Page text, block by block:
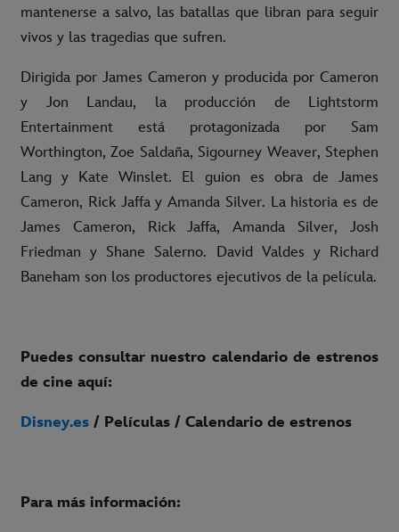
mantenerse a salvo, las batallas que libran para seguir
vivos y las tragedias que sufren.
Dirigida por James Cameron y producida por Cameron
y Jon Landau, la producción de Lightstorm
Entertainment está protagonizada por Sam
Worthington, Zoe Saldaña, Sigourney Weaver, Stephen
Lang y Kate Winslet. El guion es obra de James
Cameron, Rick Jaffa y Amanda Silver. La historia es de
James Cameron, Rick Jaffa, Amanda Silver, Josh
Friedman y Shane Salerno. David Valdes y Richard
Baneham son los productores ejecutivos de la película.
Puedes consultar nuestro calendario de estrenos
de cine aquí:
Disney.es / Películas / Calendario de estrenos
Para más información: